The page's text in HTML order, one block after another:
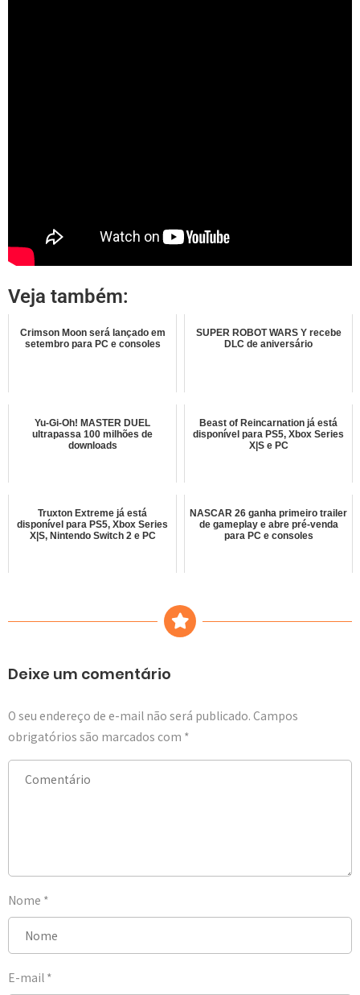
Veja também:
Crimson Moon será lançado em
setembro para PC e consoles
SUPER ROBOT WARS Y recebe
DLC de aniversário
Yu-Gi-Oh! MASTER DUEL
ultrapassa 100 milhões de
downloads
Beast of Reincarnation já está
disponível para PS5, Xbox Series
X|S e PC
Truxton Extreme já está
disponível para PS5, Xbox Series
X|S, Nintendo Switch 2 e PC
NASCAR 26 ganha primeiro trailer
de gameplay e abre pré-venda
para PC e consoles
Deixe um comentário
O seu endereço de e-mail não será publicado. Campos
obrigatórios são marcados com *
Nome *
E-mail *